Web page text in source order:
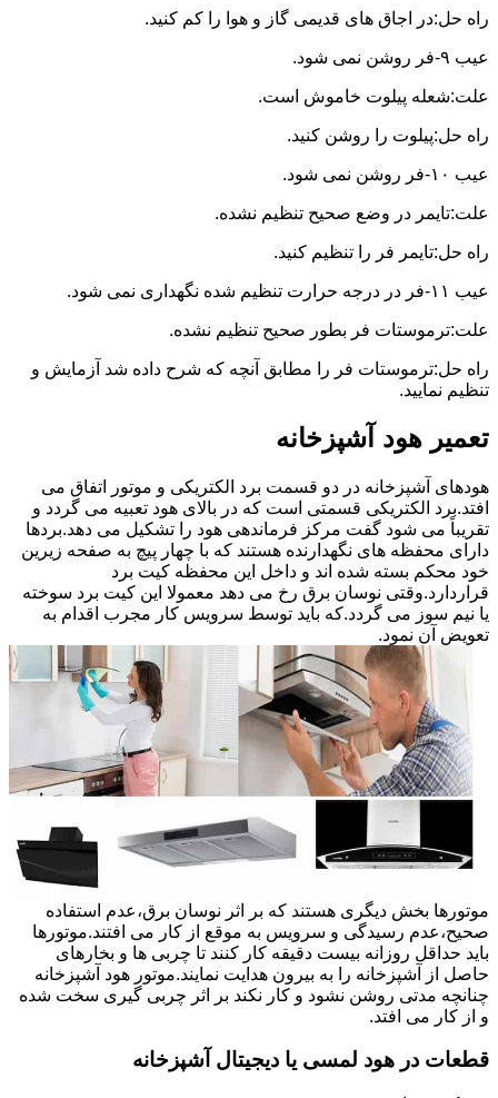
راه حل:در اجاق های قدیمی گاز و هوا را کم کنید.
عیب ۹-فر روشن نمی شود.
علت:شعله پیلوت خاموش است.
راه حل:پیلوت را روشن کنید.
عیب ۱۰-فر روشن نمی شود.
علت:تایمر در وضع صحیح تنظیم نشده.
راه حل:تایمر فر را تنظیم کنید.
عیب ۱۱-فر در درجه حرارت تنظیم شده نگهداری نمی شود.
علت:ترموستات فر بطور صحیح تنظیم نشده.
راه حل:ترموستات فر را مطابق آنچه که شرح داده شد آزمایش و
تنظیم نمایید.
تعمیر هود آشپزخانه
هودهای آشپزخانه در دو قسمت برد الکتریکی و موتور اتفاق می
افتد.برد الکتریکی قسمتی است که در بالای هود تعبیه می گردد و
تقریباً می شود گفت مرکز فرماندهی هود را تشکیل می دهد.بردها
دارای محفظه های نگهدارنده هستند که با چهار پیچ به صفحه زیرین
خود محکم بسته شده اند و داخل این محفظه کیت برد
قراردارد.وقتی نوسان برق رخ می دهد معمولا این کیت برد سوخته
یا نیم سوز می گردد.که باید توسط سرویس کار مجرب اقدام به
تعویض آن نمود.
موتورها بخش دیگری هستند که بر اثر نوسان برق،عدم استفاده
صحیح،عدم رسیدگی و سرویس به موقع از کار می افتند.موتورها
باید حداقل روزانه بیست دقیقه کار کنند تا چربی ها و بخارهای
حاصل از آشپزخانه را به بیرون هدایت نمایند.موتور هود آشپزخانه
چنانچه مدتی روشن نشود و کار نکند بر اثر چربی گیری سخت شده
و از کار می افتد.
قطعات در هود لمسی یا دیجیتال آشپزخانه